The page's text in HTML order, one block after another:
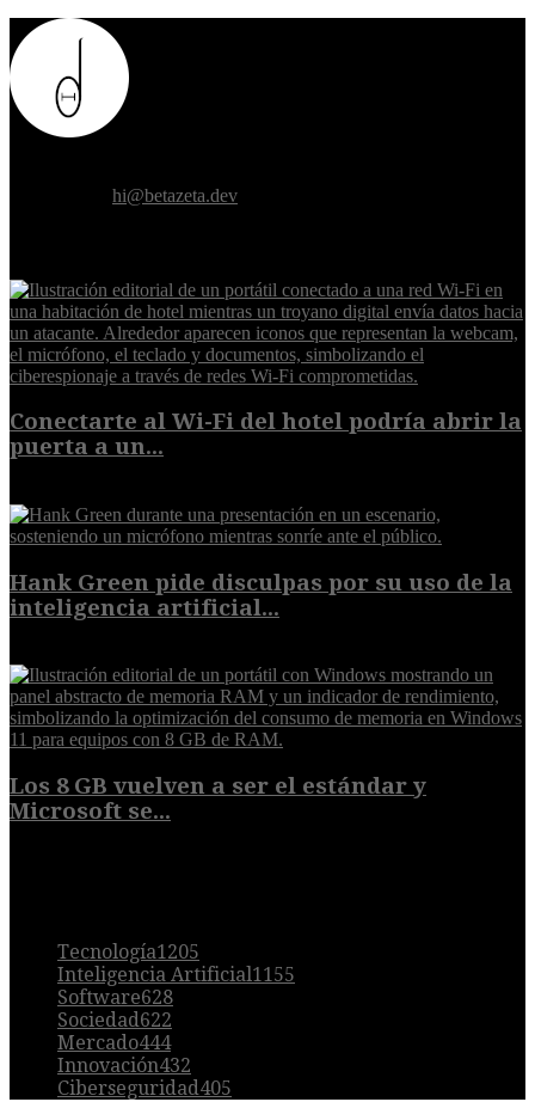
hi@betazeta.dev
Conectarte al Wi-Fi del hotel podría abrir la
puerta a un...
Hank Green pide disculpas por su uso de la
inteligencia artificial...
Los 8 GB vuelven a ser el estándar y
Microsoft se...
Tecnología1205
Inteligencia Artificial1155
Software628
Sociedad622
Mercado444
Innovación432
Ciberseguridad405